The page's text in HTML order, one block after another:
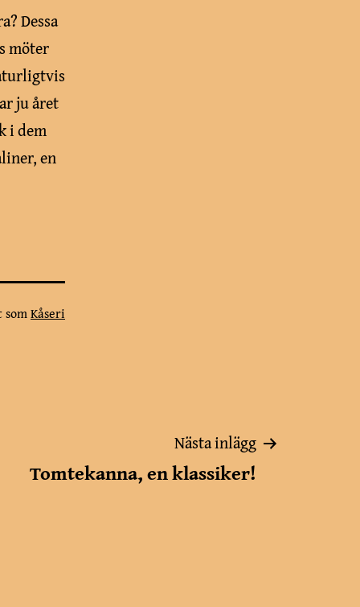
Dessa
möter
ju året
i dem
en
somKåseri
Nästa inlägg
Tomtekanna, en klassiker!